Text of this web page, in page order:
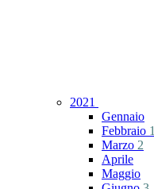
2021
Gennaio
Febbraio 1
Marzo 2
Aprile
Maggio